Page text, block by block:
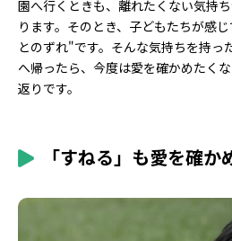
園へ行くときも、離れたくない気持
ります。そのとき、子どもたちが感
とのずれ"です。そんな気持ちを持っ
へ帰ったら、今度は愛を確かめたく
返りです。
「すねる」も愛を確